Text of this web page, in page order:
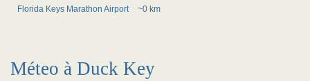
Florida Keys Marathon Airport ~0 km
Méteo à Duck Key